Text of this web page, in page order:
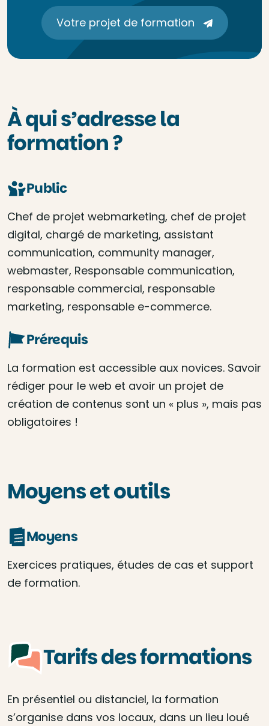
Votre projet de formation
À qui s’adresse la
formation ?
Public
Chef de projet webmarketing, chef de projet
digital, chargé de marketing, assistant
communication, community manager,
webmaster, Responsable communication,
responsable commercial, responsable
marketing, responsable e-commerce.
Prérequis
La formation est accessible aux novices. Savoir
rédiger pour le web et avoir un projet de
création de contenus sont un « plus », mais pas
obligatoires !
Moyens et outils
Moyens
Exercices pratiques, études de cas et support
de formation.
Tarifs des formations
En présentiel ou distanciel, la formation
s’organise dans vos locaux, dans un lieu loué